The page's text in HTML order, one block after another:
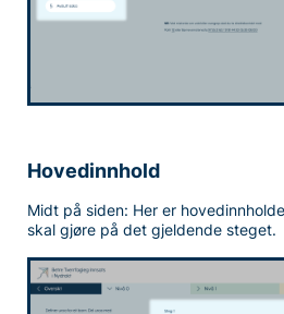
Hovedinnhold
Midt på siden: Her er
skal gjøre på det gjeldende steget.